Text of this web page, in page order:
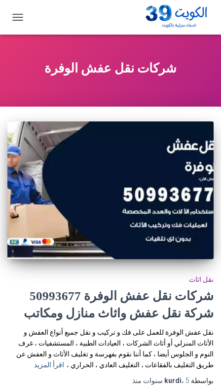
التنقل
شركات نقل عفش الوفرة
نقل اثاث
شركات نقل عفش الوفرة 50993677
شركة نقل عفش واثاث منازل ومكاتب
نقل عفش الوفرة للعمل على فك و تركيب و نقل جميع أنواع العفش و
الأثاث المنزلي أو أثاث الشركات ، العيادات الطبية ، المستشفيات ، غرف
النوم و الجلوس أيضا ، كما أننا نقوم بفهرسة و تغليف الأثاث و العفش عن
طريق التغليف بالفقاعات ، التغليف العادي ، الحراري ، اقرأ المزيد
بواسطة
kurdi، 5 سنوات منذ